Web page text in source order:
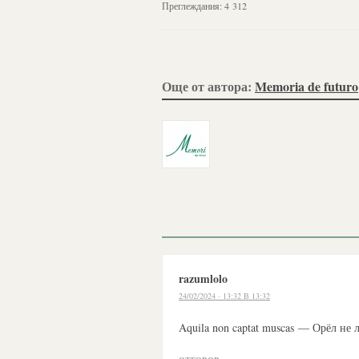
Преглеждания: 4 312
Още от автора: Memoria de futuro
razumlolo
24/02/2024 · 13:32 В 13:32
Aquila non captat muscas — Орёл не